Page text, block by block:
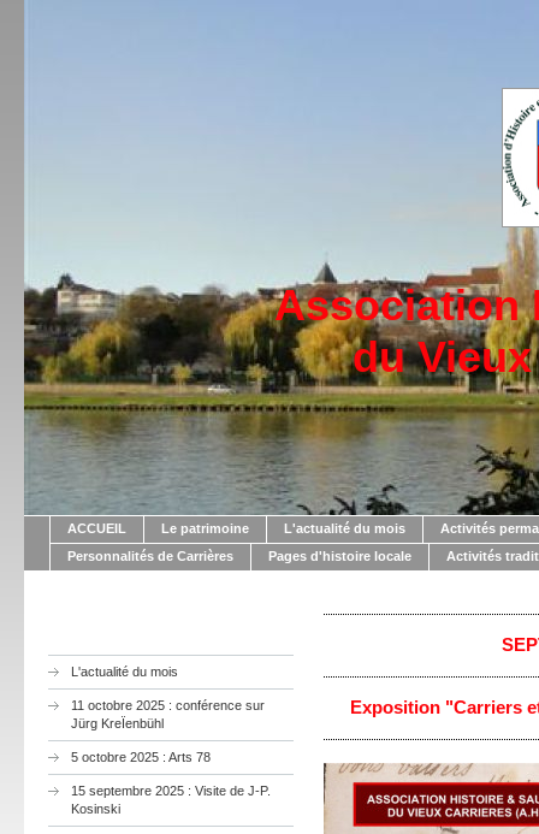
Association
du
ACCUEIL Le patrimoine L'actualité du mois
Activités
Personnalités de Carrières
Pages d'histoire locale Activités
L'actualité du mois
11 octobre 2025 : conférence sur
Jürg KreÏenbühl
5 octobre 2025 : Arts 78
15 septembre 2025 : Visite de J-P.
Kosinski
Exposition "Carriers